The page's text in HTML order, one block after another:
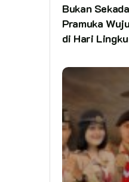
Bukan
Pramuka
di Hari